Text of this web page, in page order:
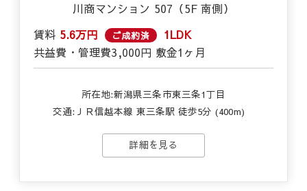
川商マンション 507（5F 南側）
賃料 5.6万円 ご成約済
1LDK
共益費・管理費3,000円 敷金1ヶ月
所在地:新潟県三条市東三条1丁目
交通: ＪＲ信越本線 東三条駅 徒歩5分 (400m)
詳細を見る